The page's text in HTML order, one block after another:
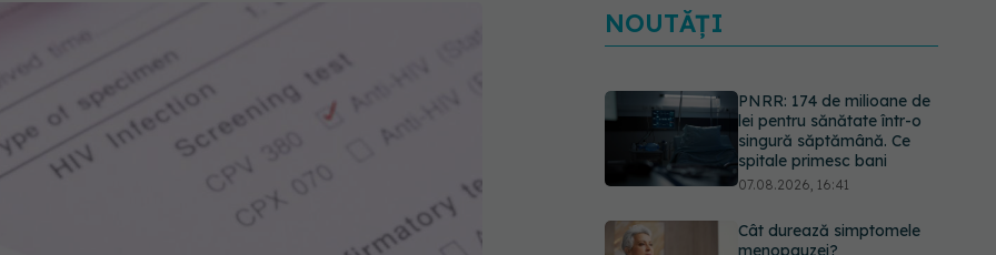
NOUTĂȚI
PNRR: 174 de milioane de
lei pentru sănătate într-o
singură săptămână. Ce
spitale primesc bani
07.08.2026, 16:41
Cât durează simptomele
menopauzei?